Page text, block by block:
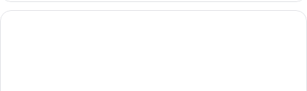
2
lits
supérieure,
2